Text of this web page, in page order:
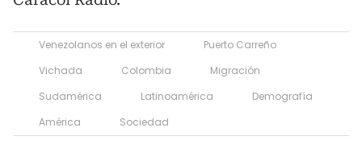
Venezolanos en el exterior
Puerto Carreño
Vichada
Colombia
Migración
Sudamérica
Latinoamérica
Demografía
América
Sociedad